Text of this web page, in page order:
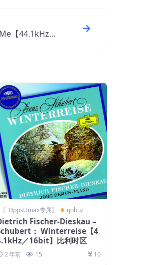
【44.1kHz／
〖OppsUmax专属〗 qobuz
Fischer-Dieskau –
： Winterreise【4
／16bit】比利时区
2 年前 15 10